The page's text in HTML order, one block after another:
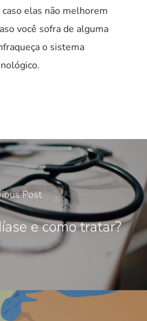
elas não melhorem
você sofra de alguma
o sistema
Post
e como tratar?